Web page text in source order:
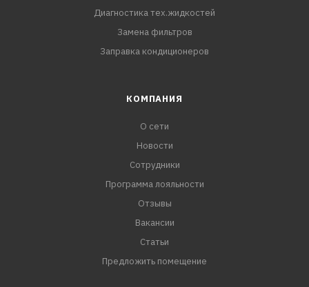
Диагностика тех.жидкостей
Замена фильтров
Заправка кондиционеров
КОМПАНИЯ
О сети
Новости
Сотрудники
Программа лояльности
Отзывы
Вакансии
Статьи
Предложить помещение